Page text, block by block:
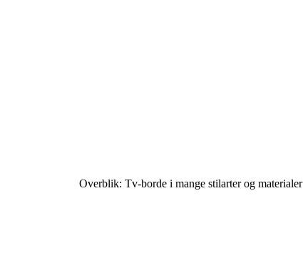
Overblik: Tv-borde i mange stilarter og materialer